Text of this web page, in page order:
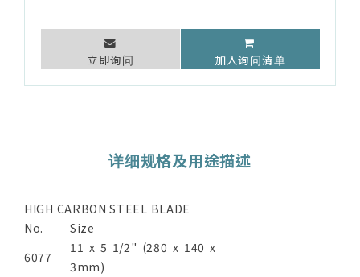
立即询问 加入询问清单
详细规格及用途描述
HIGH CARBON STEEL BLADE
No.
Size
6077
11 x 5 1/2" (280 x 140 x
3mm)